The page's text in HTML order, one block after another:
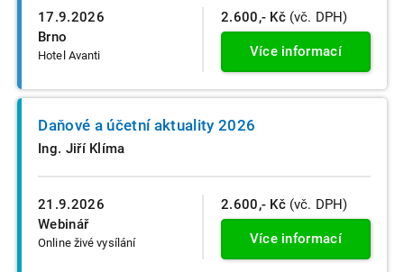
17.9.2026
Brno
Hotel Avanti
2.600,- Kč (vč. DPH)
Více informací
21.9.2026
Webinář
Online živé vysílání
Daňové a účetní aktuality 2026
Ing. Jiří Klíma
2.600,- Kč (vč. DPH)
Více informací